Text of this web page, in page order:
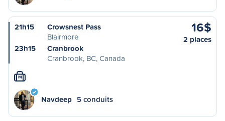
21h15
Crowsnest Pass
Blairmore
23h15
Cranbrook
Cranbrook, BC, Canada
16$
2 places
M
Navdeep 5 conduits